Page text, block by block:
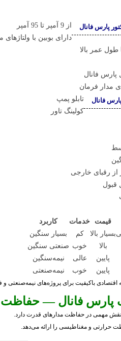
پارس فانال
از 9 آمپر تا 95 آمپر
دارای بوبین با ولتاژهای مختلف
طول عمر بالا
پارس فانال
مدار فرمان
فانال
تابلو پمپ
کولینگ تاور
از رقبای خارجی
قبول
قیمت خدمات
کاربرد
بسیار بالا کم
بسیار سنگین
بالا خوب صنعتی سنگین
پایین عالی
نیمه‌سنگین
پایین خوب نیمه‌صنعتی
اقتصادی باکیفیت برای پروژه‌های نیمه‌صنعتی
پارس فانال —
حرارتی و مغناطیسی را ارائه می‌دهد.